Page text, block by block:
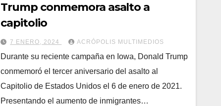
Trump conmemora asalto a
capitolio
7 ENERO, 2024 ACRÓPOLIS MULTIMEDIOS
Durante su reciente campaña en Iowa, Donald Trump
conmemoró el tercer aniversario del asalto al
Capitolio de Estados Unidos el 6 de enero de 2021.
Presentando el aumento de inmigrantes…